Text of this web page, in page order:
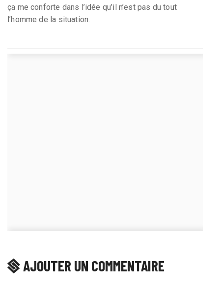
ça me conforte dans l’idée qu’il n’est pas du tout
l’homme de la situation.
AJOUTER UN COMMENTAIRE